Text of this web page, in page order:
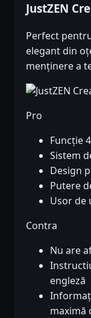
JustZEN
Perfect
elegant din
menținere a
Pro
Funcție
Sistem
Design
Putere
Usor de
Contra
Nu are
engleză
maximă